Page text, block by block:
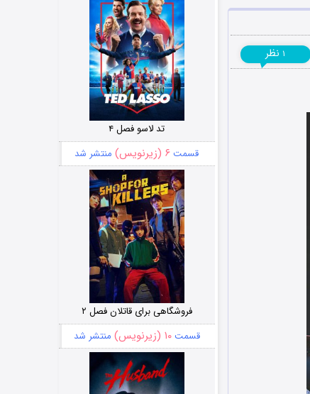
۱ نظر
تد لاسو فصل ۴
قسمت ۶ (زیرنویس) منتشر شد
فروشگاهی برای قاتلان فصل ۲
قسمت۱۰ (زیرنویس) منتشر شد